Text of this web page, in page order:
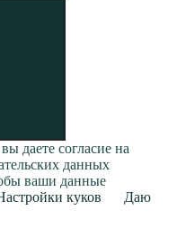
даете согласие на
данных
ваши данные
куков
Даю